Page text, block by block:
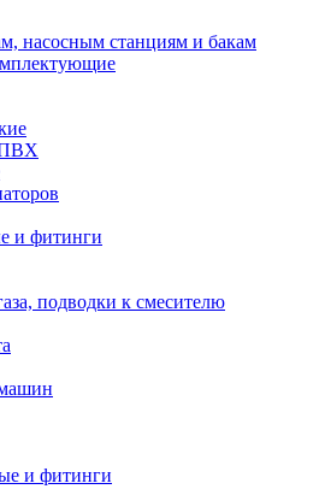
насосным станциям и бакам
ПВХ
и фитинги
подводки к смесителю
и фитинги